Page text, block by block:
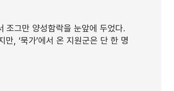
조그만 양성함락을 눈앞에 두었다.
, ‘묵가’에서 온 지원군은 단 한 명